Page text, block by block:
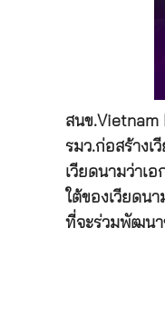
สนข.Vietnam
รมว.ก่อสร้าง
เวียดนามว่าเ
ใต้ของเวียดน
ที่จะร่วมพัฒนา